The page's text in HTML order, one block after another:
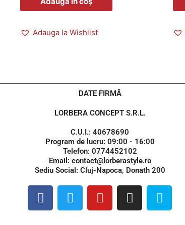
Adauga la Wishlist
DATE FIRMĂ
LORBERA CONCEPT S.R.L.
C.U.I.: 40678690
Program de lucru: 09:00 - 16:00
Telefon: 0774452102
Email: contact@lorberastyle.ro
Sediu Social: Cluj-Napoca, Donath 200
F
a
T
w
Y
o
I
n
S
k